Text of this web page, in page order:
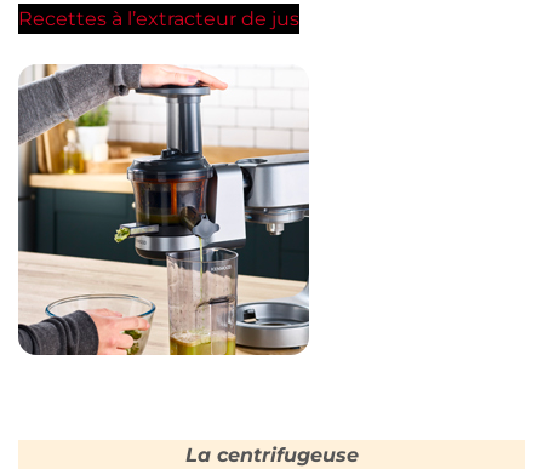
Recettes à l’extracteur de jus
La centrifugeuse